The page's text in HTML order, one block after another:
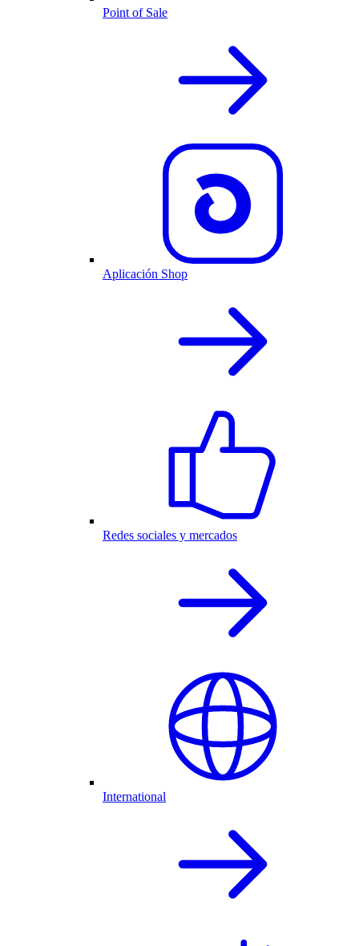
Point of Sale
Aplicación Shop
Redes sociales y mercados
International